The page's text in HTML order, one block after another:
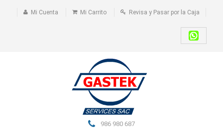
Mi Cuenta Mi Carrito Revisa y Pasar por la Caja
986 980 687